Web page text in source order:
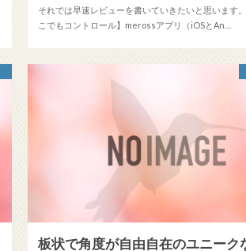
それでは早速レビューを書いていきたいと思います
こでもコントロール】merossアプリ（iOSとAn…
板状で角度が自由自在のユニーク